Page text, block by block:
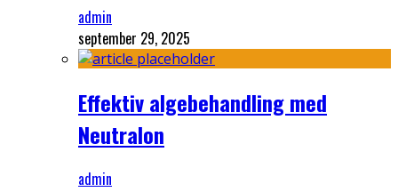
admin
september 29, 2025
Effektiv algebehandling med
Neutralon
admin